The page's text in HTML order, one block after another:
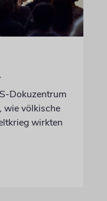
Dokuzentrum
wie völkische
wirkten